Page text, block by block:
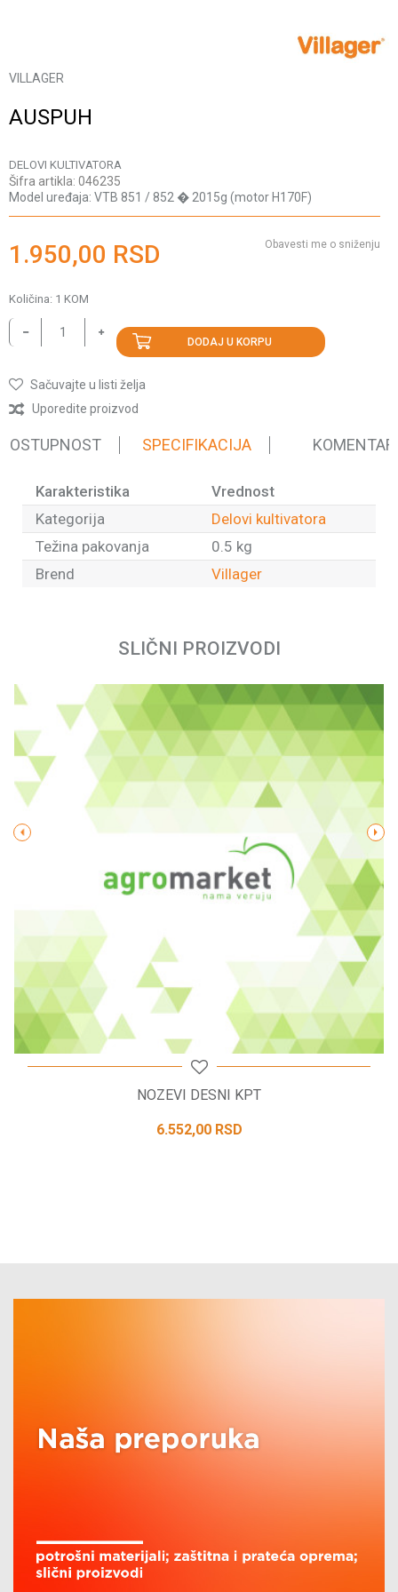
VILLAGER
AUSPUH
DELOVI KULTIVATORA
Šifra artikla: 046235
Model uređaja: VTB 851 / 852 � 2015g (motor H170F)
1.950,00 RSD Obavesti me o sniženju
Količina: 1 KOM
DODAJ U KORPU
Sačuvajte u listi želja
Uporedite proizvod
SPECIFIKACIJA
Karakteristika
Vrednost
Kategorija
Delovi kultivatora
Težina pakovanja
0.5 kg
Brend
Villager
Poruka
SLIČNI PROIZVODI
NOZEVI DESNI KPT
6.552,00 RSD